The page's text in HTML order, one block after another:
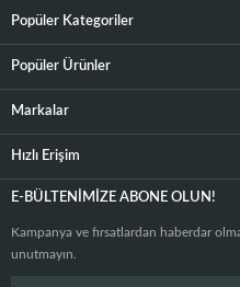
Popüler Kategoriler
Popüler Ürünler
Markalar
Hızlı Erişim
E-BÜLTENIMIZE ABONE OLUN!
Kampanya ve fırsatlardan haberdar
unutmayın.